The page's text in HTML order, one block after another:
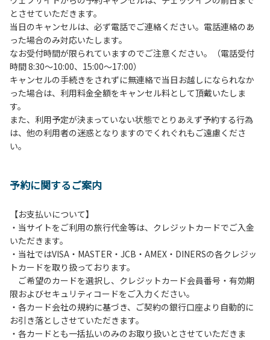
予約いただいた方のみで、連泊の方を除き、正午からです。
基本的に、テント1張りにつき1区画の予約をお願いします。
管理棟にてチェックインの手続きを行ってください。午後3
時前にお越しの方は、午後3時になりましたら管理棟にて手
続きを行ってください。午後5時過ぎにお越しの方は、翌朝
手続きを行ってください。
４、車両は、荷物の積み下ろし時以外は、駐車場にとめてく
ださい。
５、チェックアウトは、午前10時まで（日帰り使用の場合は
午後5時まで）です。チェックインの手続きを行っていない
方や使用人数が増えた場合は、必ず手続きを行ってくださ
ら午前10時までの間にゴミステーションに出してください。
は、お持ち帰りをお願いします。
【禁止事項】
カラオケ、発電機、地面での直火による焚き火、キャンプフ
ァイヤー、打ち上げ式花火、テントサウナの設置
【注意事項】
当キャンプ場のそばを流れる歴舟川は、上流で雨が降ると短
時間で増水し、川原で遊んでいると大変危険な状態になりや
すく、過去にも増水により人が流される事故が数件起きてい
とさせていただきます。
当日のキャンセルは、必ず電話でご連絡ください。電話連絡のあ
った場合のみ対応いたします。
なお受付時間が限られていますのでご注意ください。（電話受付
時間 8:30～10:00、15:00～17:00）
キャンセルの手続きをされずに無連絡で当日お越しになられなか
った場合は、利用料金全額をキャンセル料として頂戴いたしま
す。
また、利用予定が決まっていない状態でとりあえず予約する行為
は、他の利用者の迷惑となりますのでくれぐれもご遠慮くださ
い。
予約に関するご案内
【お支払いについて】
・当サイトをご利用の旅行代金等は、クレジットカードでご入金
いただきます。
・当社ではVISA・MASTER・JCB・AMEX・DINERSの各クレジッ
トカードを取り扱っております。
ご希望のカードを選択し、クレジットカード会員番号・有効期
限およびセキュリティコードをご入力ください。
・各カード会社の規約に基づき、ご契約の銀行口座より自動的に
お引き落としさせていただきます。
・各カードとも一括払いのみのお取り扱いとさせていただきま